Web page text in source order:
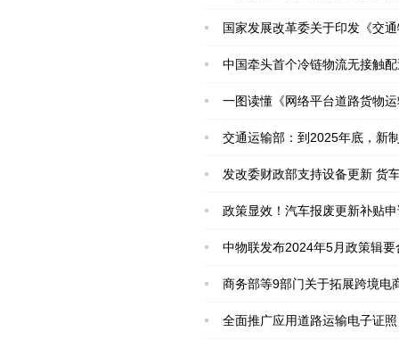
国家发展改革委关于印发《交
中国牵头首个冷链物流无接触
一图读懂《网络平台道路货物
交通运输部：到2025年底，新
发改委财政部支持设备更新 货
政策显效！汽车报废更新补贴
中物联发布2024年5月政策辑要
商务部等9部门关于拓展跨境电
全面推广应用道路运输电子证